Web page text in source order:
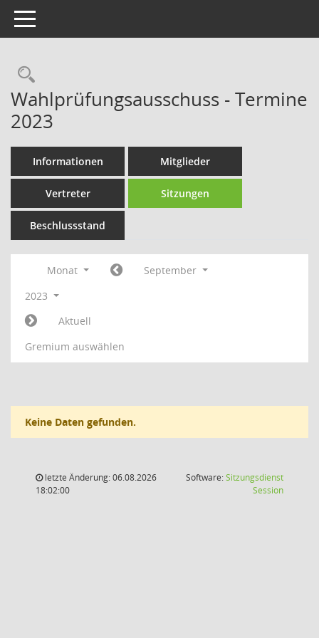
Toggle navigation
Rechercheauswahl
Wahlprüfungsausschuss - Termine
2023
Informationen Mitglieder
Vertreter Sitzungen
Beschlussstand
Monat
September
2023
Aktuell
Gremium auswählen
Keine Daten gefunden.
letzte Änderung: 06.08.2026
18:02:00
Software:Sitzungsdienst
Session(Wird in